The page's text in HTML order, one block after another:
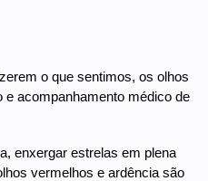
o que sentimos, os olhos
e acompanhamento médico de
enxergar estrelas em plena
vermelhos e ardência são